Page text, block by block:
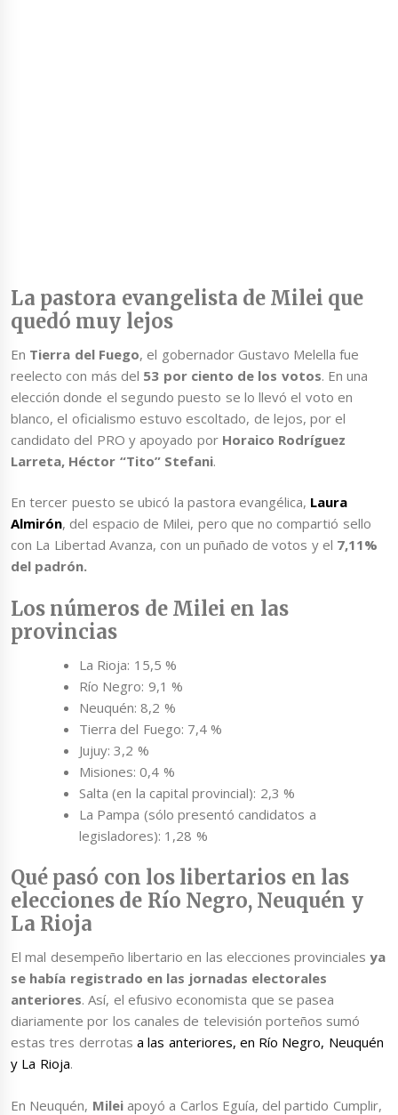
La pastora evangelista de Milei que
quedó muy lejos
En Tierra del Fuego, el gobernador Gustavo Melella fue
reelecto con más del 53 por ciento de los votos. En una
elección donde el segundo puesto se lo llevó el voto en
blanco, el oficialismo estuvo escoltado, de lejos, por el
candidato del PRO y apoyado por Horaico Rodríguez
Larreta, Héctor “Tito” Stefani.
En tercer puesto se ubicó la pastora evangélica, Laura
Almirón, del espacio de Milei, pero que no compartió sello
con La Libertad Avanza, con un puñado de votos y el 7,11%
del padrón.
Los números de Milei en las
provincias
La Rioja: 15,5 %
Río Negro: 9,1 %
Neuquén: 8,2 %
Tierra del Fuego: 7,4 %
Jujuy: 3,2 %
Misiones: 0,4 %
Salta (en la capital provincial): 2,3 %
La Pampa (sólo presentó candidatos a
legisladores): 1,28 %
Qué pasó con los libertarios en las
elecciones de Río Negro, Neuquén y
La Rioja
El mal desempeño libertario en las elecciones provincialesya
se había registrado en las jornadas electorales
anteriores. Así, el efusivo economista que se pasea
diariamente por los canales de televisión porteños sumó
estas tres derrotas a las anteriores, en Río Negro, Neuquén
y La Rioja.
En Neuquén, Milei apoyó a Carlos Eguía, del partido Cumplir,